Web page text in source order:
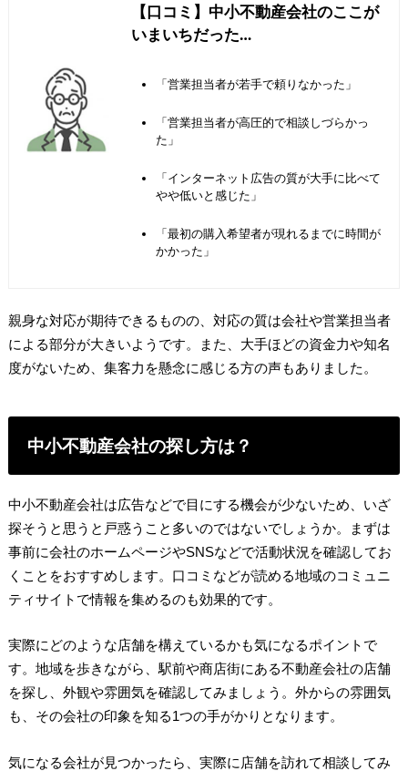
【口コミ】中小不動産会社のここが
いまいちだった…
「営業担当者が若手で頼りなかった」
「営業担当者が高圧的で相談しづらかっ
た」
「インターネット広告の質が大手に比べて
やや低いと感じた」
「最初の購入希望者が現れるまでに時間が
かかった」
親身な対応が期待できるものの、対応の質は会社や営業担当者
による部分が大きいようです。また、大手ほどの資金力や知名
度がないため、集客力を懸念に感じる方の声もありました。
中小不動産会社の探し方は？
中小不動産会社は広告などで目にする機会が少ないため、いざ
探そうと思うと戸惑うこと多いのではないでしょうか。まずは
事前に会社のホームページやSNSなどで活動状況を確認してお
くことをおすすめします。口コミなどが読める地域のコミュニ
ティサイトで情報を集めるのも効果的です。
実際にどのような店舗を構えているかも気になるポイントで
す。地域を歩きながら、駅前や商店街にある不動産会社の店舗
を探し、外観や雰囲気を確認してみましょう。外からの雰囲気
も、その会社の印象を知る1つの手がかりとなります。
気になる会社が見つかったら、実際に店舗を訪れて相談してみ